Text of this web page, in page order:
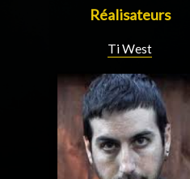
Réalisateurs
Ti West